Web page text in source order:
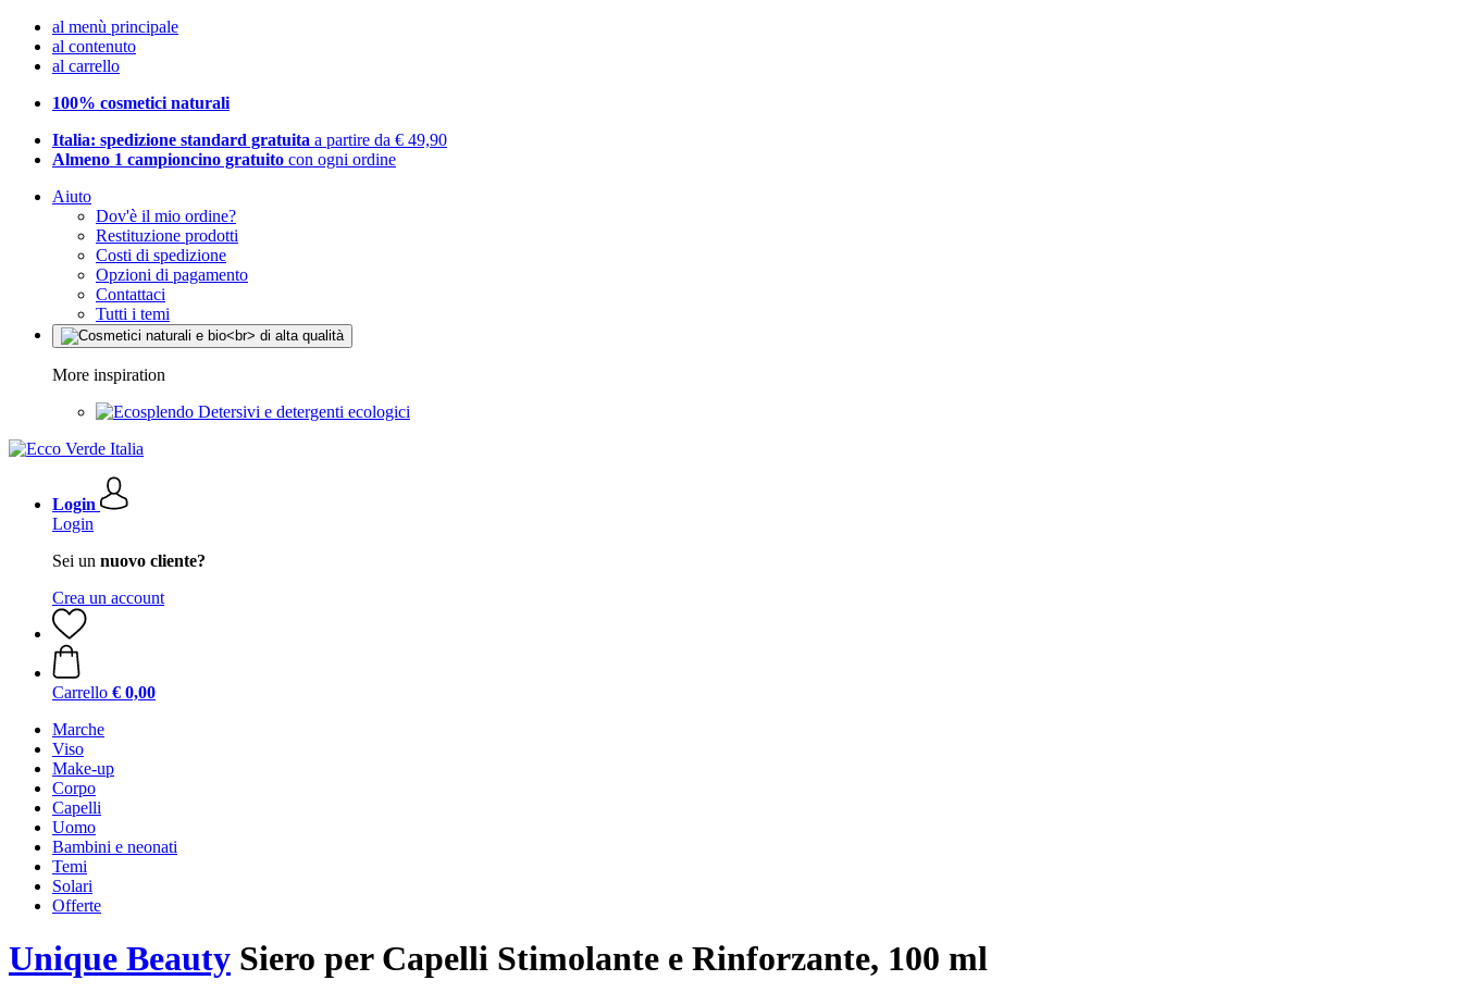
al menù principale
al contenuto
al carrello
100% cosmetici naturali
Italia: spedizione standard gratuita a partire da € 49,90
Almeno 1 campioncino gratuito con ogni ordine
Aiuto
Dov'è il mio ordine?
Restituzione prodotti
Costi di spedizione
Opzioni di pagamento
Contattaci
Tutti i temi
More inspiration
Detersivi e detergenti ecologici
Login
Login
Sei un nuovo cliente?
Crea un account
Carrello € 0,00
Marche
Viso
Make-up
Corpo
Capelli
Uomo
Bambini e neonati
Temi
Solari
Offerte
Unique Beauty Siero per Capelli Stimolante e Rinforzante, 100 ml